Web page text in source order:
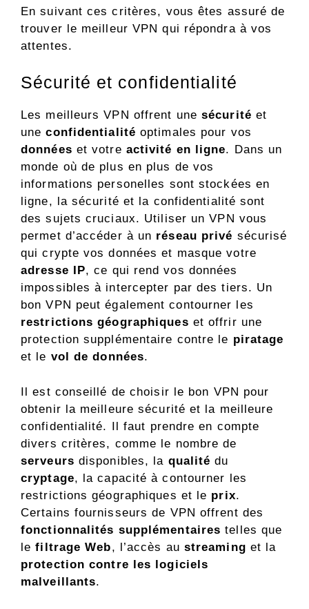
En suivant ces critères, vous êtes assuré de
trouver le meilleur VPN qui répondra à vos
attentes.
Sécurité et confidentialité
Les meilleurs VPN offrent une sécurité et
uneconfidentialité optimales pour vos
données et votre activité en ligne. Dans un
monde où de plus en plus de vos
informations personelles sont stockées en
ligne, la sécurité et la confidentialité sont
des sujets cruciaux. Utiliser un VPN vous
permet d’accéder à un réseau privé sécurisé
qui crypte vos données et masque votre
adresse IP, ce qui rend vos données
impossibles à intercepter par des tiers. Un
bon VPN peut également contourner les
restrictions géographiques et offrir une
protection supplémentaire contre le piratage
et le vol de données.
Il est conseillé de choisir le bon VPN pour
obtenir la meilleure sécurité et la meilleure
confidentialité. Il faut prendre en compte
divers critères, comme le nombre de
serveurs disponibles, la qualité du
cryptage, la capacité à contourner les
restrictions géographiques et le prix.
Certains fournisseurs de VPN offrent des
fonctionnalités supplémentaires telles que
lefiltrage Web, l’accès au streaming et la
protection contre les logiciels
malveillants.